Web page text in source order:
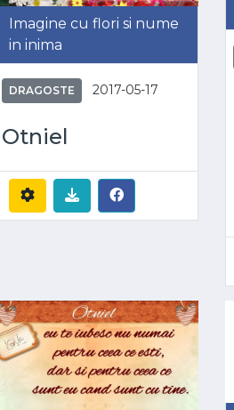
Imagine cu flori si nume
in inima
DRAGOSTE 2017-05-17
Otniel